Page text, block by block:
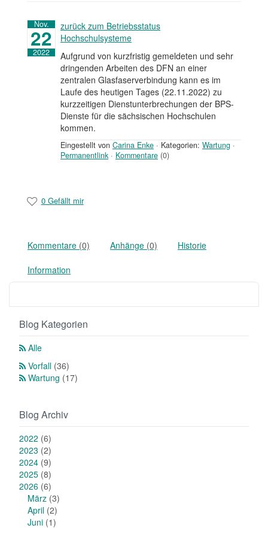
Nov.
22
2022
zurück zum Betriebsstatus
Hochschulsysteme
Aufgrund von kurzfristig gemeldeten und sehr
dringenden Arbeiten des DFN an einer
zentralen Glasfaserverbindung kann es im
Laufe des heutigen Tages (22.11.2022) zu
kurzzeitigen Dienstunterbrechungen der BPS-
Dienste für die sächsischen Hochschulen
kommen.
Eingestellt von Carina Enke · Kategorien: Wartung ·
Permanentlink · Kommentare (0)
0 Gefällt mir
Kommentare (0) Anhänge (0) Historie
Information
Blog Kategorien
Alle
Vorfall (36)
Wartung (17)
Blog Archiv
2022 (6)
2023 (2)
2024 (9)
2025 (8)
2026 (6)
März (3)
April (2)
Juni (1)